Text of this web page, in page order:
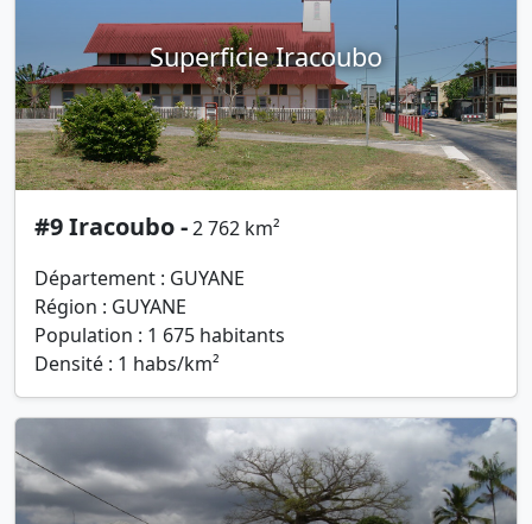
Superficie Iracoubo
#9 Iracoubo -2 762 km²
Département : GUYANE
Région : GUYANE
Population : 1 675 habitants
Densité : 1 habs/km²